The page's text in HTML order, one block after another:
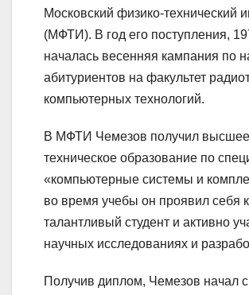
Московский физико-технический
(МФТИ). В год его поступления,
началась весенняя кампания по
абитуриентов на факультет
компьютерных технологий.
В МФТИ Чемезов получил высшее
техническое образование по
«компьютерные системы и
во время учебы он проявил себя
талантливый студент и активно
научных исследованиях и
Получив диплом, Чемезов начал